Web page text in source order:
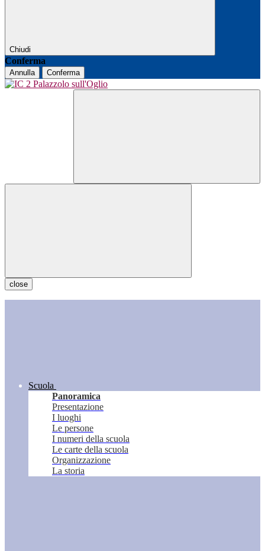
Chiudi
Conferma
Annulla Conferma
close
Scuola
Panoramica
Presentazione
I luoghi
Le persone
I numeri della scuola
Le carte della scuola
Organizzazione
La storia